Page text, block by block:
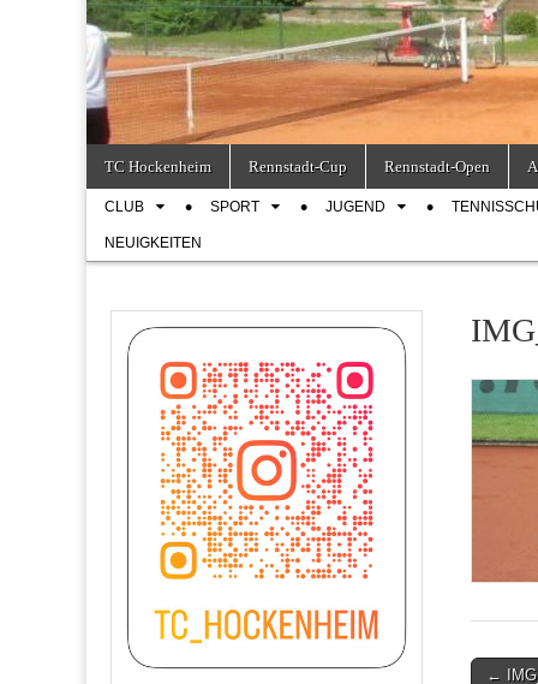
Main
menu
content
TC Hockenheim Rennstadt-Cup Rennstadt-Open
SubCLUB SPORT JUGEND
NEUIGKEITEN
Post
←